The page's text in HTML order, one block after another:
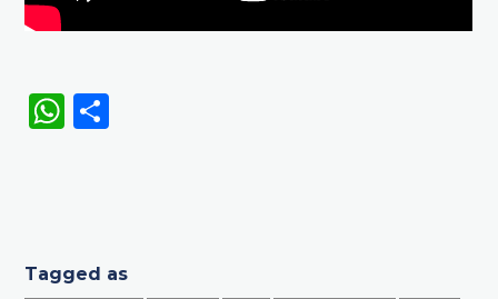
WhatsApp
Tagged as